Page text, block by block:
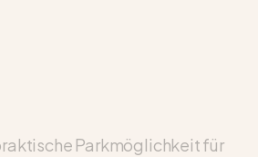
Parkmöglichkeit für